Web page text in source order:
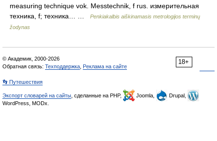
measuring technique vok. Messtechnik, f rus. измерительная
техника, f; техника… …
Penkiakalbis aiškinamasis metrologijos terminų
žodynas
18+
© Академик, 2000-2026
Обратная связь: Техподдержка Реклама на сайте
👣 Путешествия
Экспорт словарей на сайты , сделанные на PHP, Joomla,
Drupal,
WordPress, MODx.